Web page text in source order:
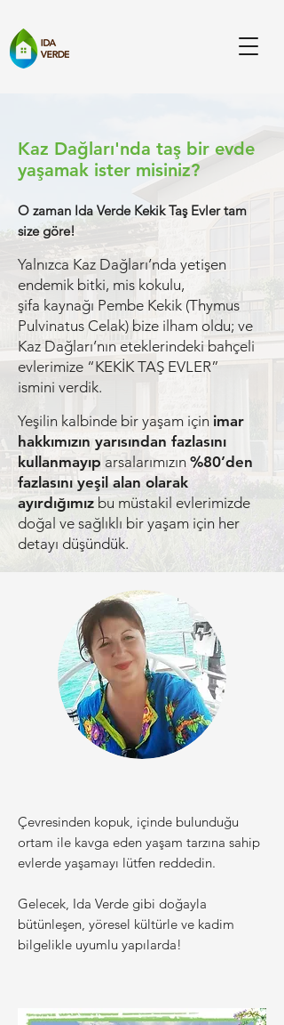
Kaz Dağları'nda taş bir evde
yaşamak ister misiniz?
O zaman Ida Verde Kekik Taş Evler tam
size göre!
Yalnızca Kaz Dağları’nda yetişen
endemik bitki, mis kokulu,
şifa kaynağı Pembe Kekik (Thymus
Pulvinatus Celak) bize ilham oldu; ve
Kaz Dağları’nın eteklerindeki bahçeli
evlerimize “KEKİK TAŞ EVLER”
ismini verdik.
Yeşilin kalbinde bir yaşam için imar
hakkımızın yarısından fazlasını
kullanmayıp arsalarımızın %80’den
fazlasını yeşil alan olarak
ayırdığımız bu müstakil evlerimizde
doğal ve sağlıklı bir yaşam için her
detayı düşündük.
Çevresinden kopuk, içinde bulunduğu
ortam ile kavga eden yaşam tarzına sahip
evlerde yaşamayı lütfen reddedin.
Gelecek, Ida Verde gibi doğayla
bütünleşen, yöresel kültürle ve kadim
bilgelikle uyumlu yapılarda!